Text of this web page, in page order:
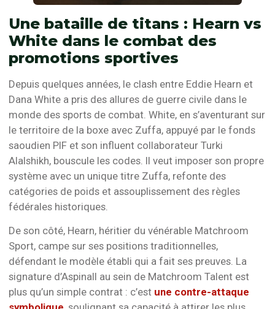
Une bataille de titans : Hearn vs
White dans le combat des
promotions sportives
Depuis quelques années, le clash entre Eddie Hearn et
Dana White a pris des allures de guerre civile dans le
monde des sports de combat. White, en s’aventurant sur
le territoire de la boxe avec Zuffa, appuyé par le fonds
saoudien PIF et son influent collaborateur Turki
Alalshikh, bouscule les codes. Il veut imposer son propre
système avec un unique titre Zuffa, refonte des
catégories de poids et assouplissement des règles
fédérales historiques.
De son côté, Hearn, héritier du vénérable Matchroom
Sport, campe sur ses positions traditionnelles,
défendant le modèle établi qui a fait ses preuves. La
signature d’Aspinall au sein de Matchroom Talent est
plus qu’un simple contrat : c’est une contre-attaque